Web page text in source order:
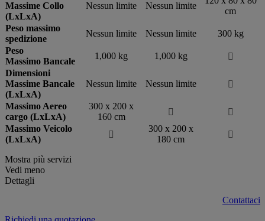
Massime Collo
(LxLxA)
Nessun limite Nessun limite
cm
Peso massimo
spedizione
Nessun limite Nessun limite
300 kg
Peso
Massimo Bancale
1,000 kg 1,000 kg

Dimensioni
Massime Bancale
(LxLxA)
Nessun limite Nessun limite 
Massimo Aereo
cargo (LxLxA)
300 x 200 x
160 cm


Massimo Veicolo
(LxLxA)

300 x 200 x
180 cm

Mostra più servizi
Vedi meno
Dettagli
Contattaci